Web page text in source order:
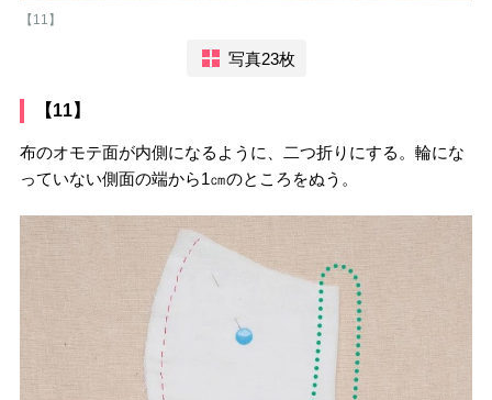
【11】
写真23枚
【11】
布のオモテ面が内側になるように、二つ折りにする。輪にな
っていない側面の端から1㎝のところをぬう。